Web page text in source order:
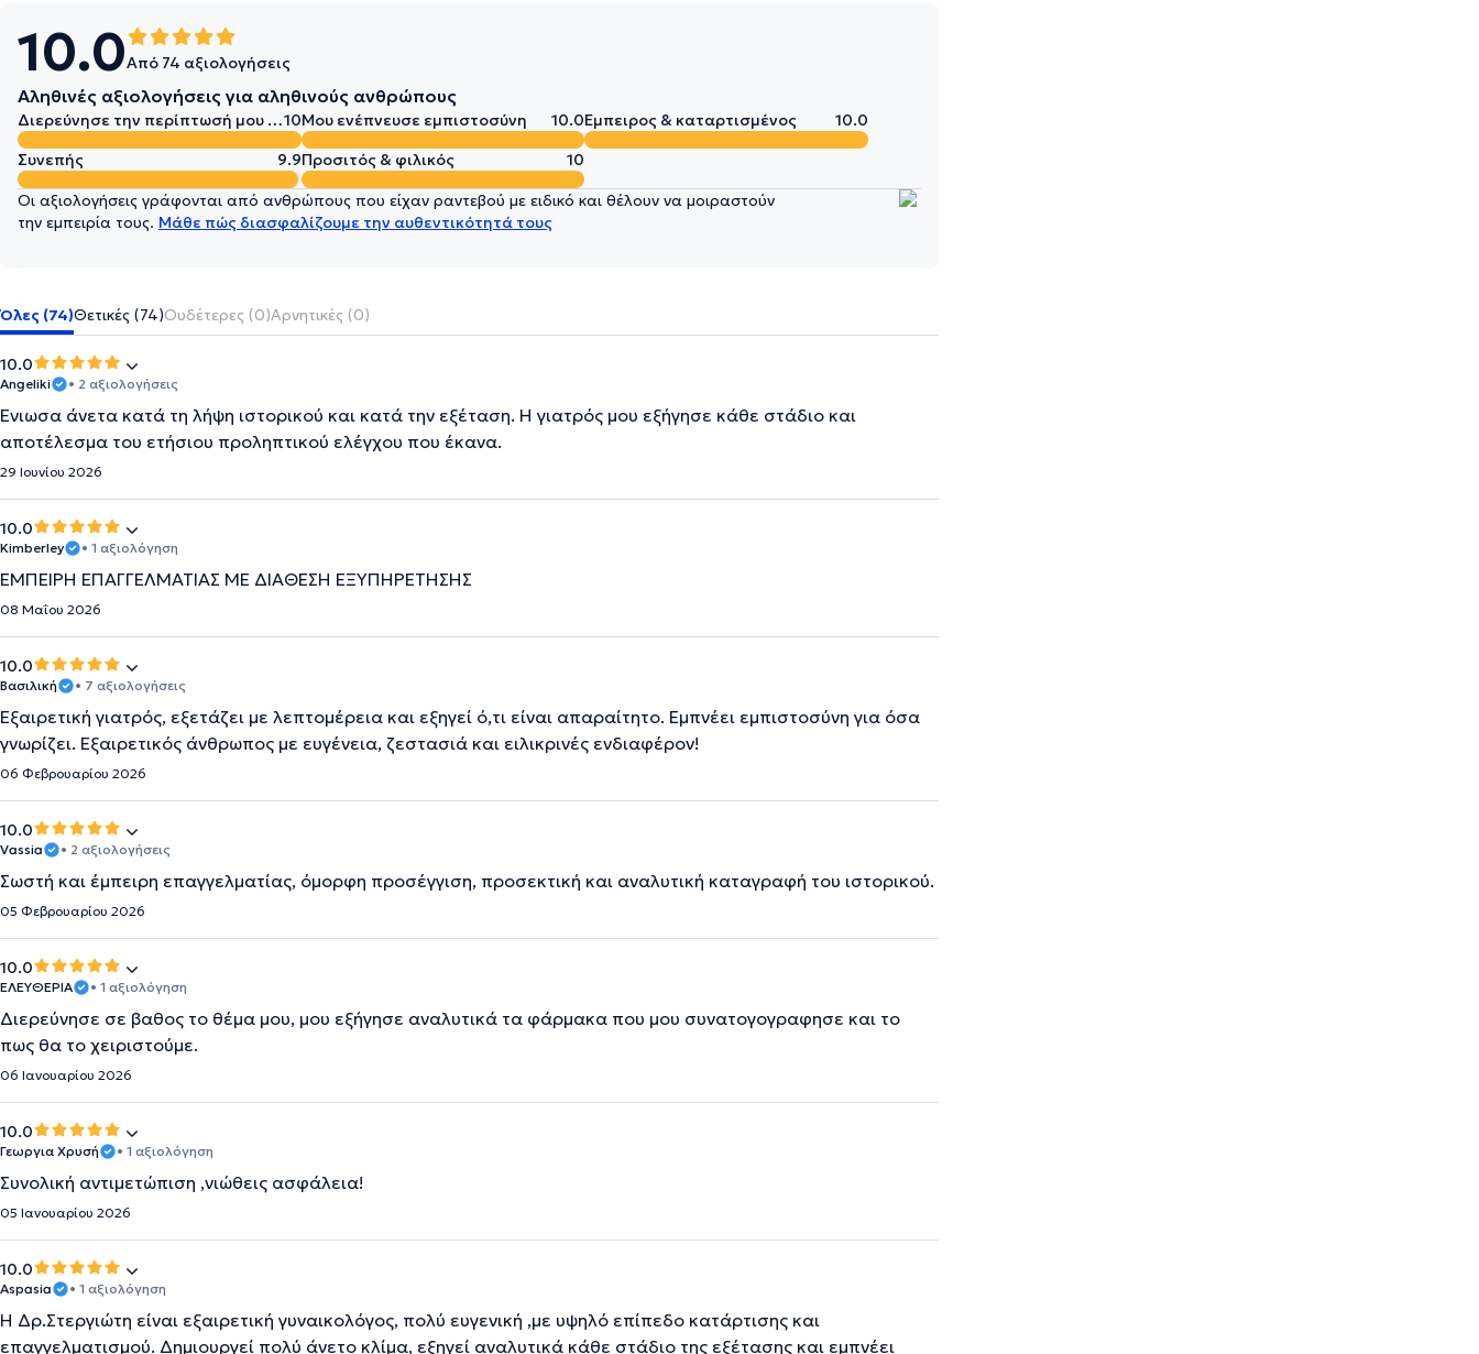
10.0Από 74 αξιολογήσεις
Αληθινές αξιολογήσεις για αληθινούς ανθρώπους
Διερεύνησε την περίπτωσή μου σε βάθος10Μου ενέπνευσε εμπιστοσύνη 10.0Έμπειρος & καταρτισμένος
10.0
Συνεπής
9.9Προσιτός & φιλικός 10
Οι αξιολογήσεις γράφονται από ανθρώπους που είχαν ραντεβού με ειδικό και θέλουν να μοιραστούν
την εμπειρία τους. Μάθε πώς διασφαλίζουμε την αυθεντικότητά τους
Όλες (74)Θετικές (74)Ουδέτερες (0)Αρνητικές (0)
10.0
Angeliki • 2 αξιολογήσεις
Ένιωσα άνετα κατά τη λήψη ιστορικού και κατά την εξέταση. Η γιατρός μου εξήγησε κάθε στάδιο και
αποτέλεσμα του ετήσιου προληπτικού ελέγχου που έκανα.
29 Ιουνίου 2026
10.0
Kimberley • 1 αξιολόγηση
ΕΜΠΕΙΡΗ ΕΠΑΓΓΕΛΜΑΤΙΑΣ ΜΕ ΔΙΑΘΕΣΗ ΕΞΥΠΗΡΕΤΗΣΗΣ
08 Μαΐου 2026
10.0
Βασιλική • 7 αξιολογήσεις
Εξαιρετική γιατρός, εξετάζει με λεπτομέρεια και εξηγεί ό,τι είναι απαραίτητο. Εμπνέει εμπιστοσύνη για όσα
γνωρίζει. Εξαιρετικός άνθρωπος με ευγένεια, ζεστασιά και ειλικρινές ενδιαφέρον!
06 Φεβρουαρίου 2026
10.0
Vassia • 2 αξιολογήσεις
Σωστή και έμπειρη επαγγελματίας, όμορφη προσέγγιση, προσεκτική και αναλυτική καταγραφή του ιστορικού.
05 Φεβρουαρίου 2026
10.0
ΕΛΕΥΘΕΡΙΑ • 1 αξιολόγηση
Διερεύνησε σε βαθος το θέμα μου, μου εξήγησε αναλυτικά τα φάρμακα που μου συνατογογραφησε και το
πως θα το χειριστούμε.
06 Ιανουαρίου 2026
10.0
Γεωργια Χρυσή • 1 αξιολόγηση
Συνολική αντιμετώπιση ,νιώθεις ασφάλεια!
05 Ιανουαρίου 2026
10.0
Αspasia • 1 αξιολόγηση
Η Δρ.Στεργιώτη είναι εξαιρετική γυναικολόγος, πολύ ευγενική ,με υψηλό επίπεδο κατάρτισης και
επαγγελματισμού. Δημιουργεί πολύ άνετο κλίμα, εξηγεί αναλυτικά κάθε στάδιο της εξέτασης και εμπνέει